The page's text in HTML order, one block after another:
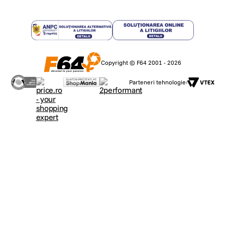
Copyright © F64 2001 - 2026
Parteneri tehnologie: